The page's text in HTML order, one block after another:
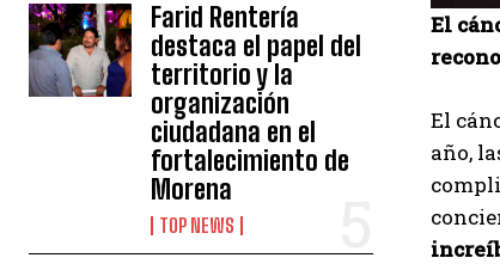
Farid Rentería
destaca el papel del
territorio y la
organización
ciudadana en el
fortalecimiento de
Morena
TOP NEWS
El
El
año,